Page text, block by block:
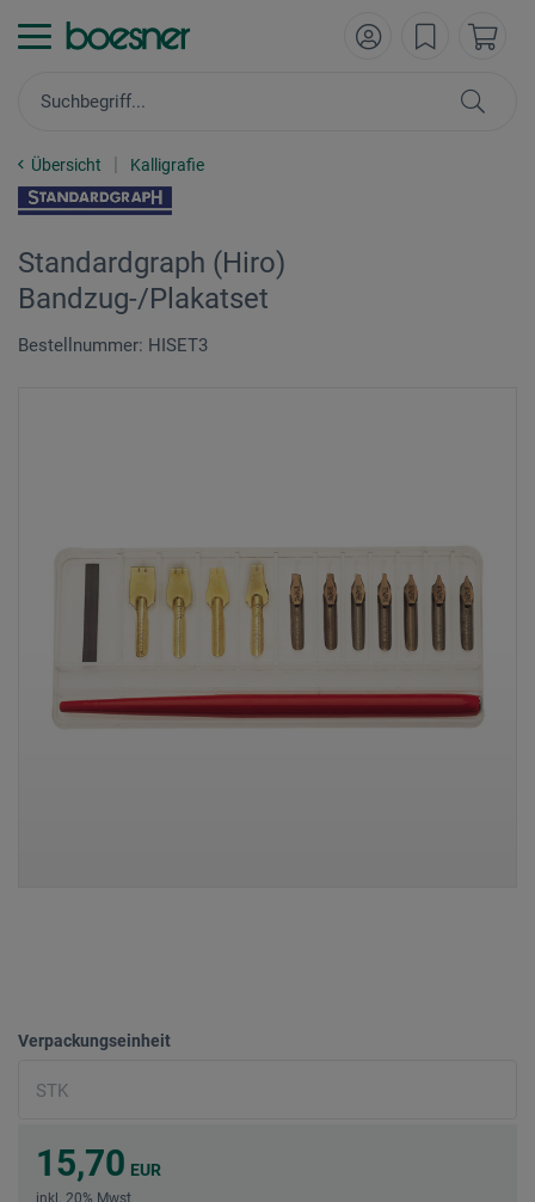
Übersicht Kalligrafie
Standardgraph (Hiro)
Bandzug-/Plakatset
Bestellnummer: HISET3
Verpackungseinheit
15,70 EUR
inkl. 20% Mwst